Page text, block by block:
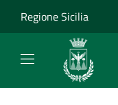
Regione Sicilia